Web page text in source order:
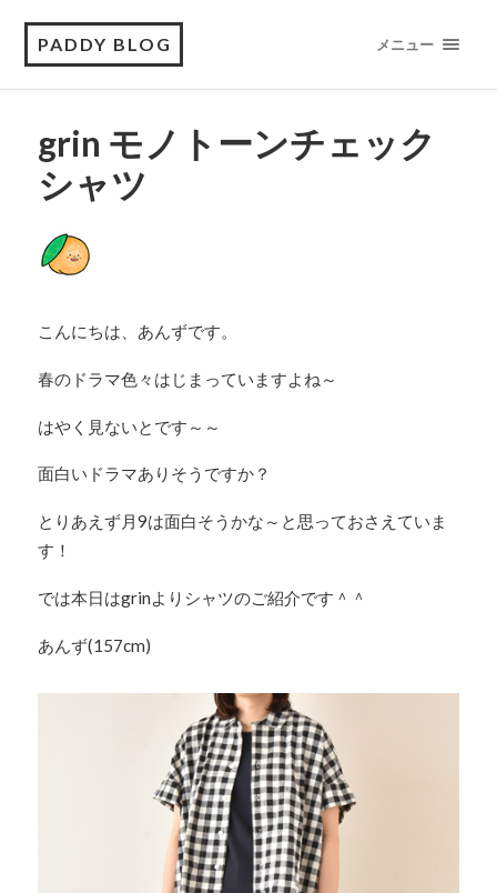
PADDY BLOG メニュー
grin モノトーンチェック
シャツ
こんにちは、あんずです。
春のドラマ色々はじまっていますよね～
はやく見ないとです～～
面白いドラマありそうですか？
とりあえず月9は面白そうかな～と思っておさえていま
す！
では本日はgrinよりシャツのご紹介です＾＾
あんず(157cm)